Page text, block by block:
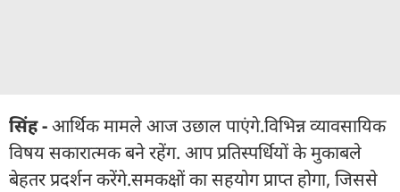
सिंह -आर्थिक मामले आज उछाल पाएंगे.विभिन्न व्यावसायिक
विषय सकारात्मक बने रहेंग. आप प्रतिस्पर्धियों के मुकाबले
बेहतर प्रदर्शन करेंगे.समकक्षों का सहयोग प्राप्त होगा, जिससे